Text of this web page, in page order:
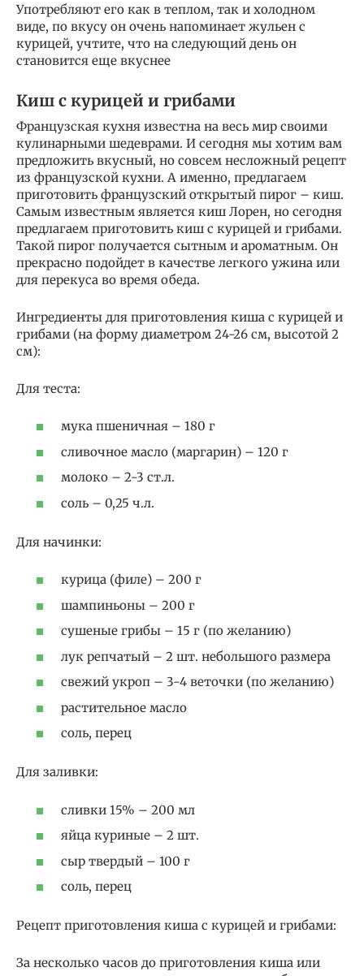
Употребляют его как в теплом, так и холодном
виде, по вкусу он очень напоминает жульен с
курицей, учтите, что на следующий день он
становится еще вкуснее
Киш с курицей и грибами
Французская кухня известна на весь мир своими
кулинарными шедеврами. И сегодня мы хотим вам
предложить вкусный, но совсем несложный рецепт
из французской кухни. А именно, предлагаем
приготовить французский открытый пирог – киш.
Самым известным является киш Лорен, но сегодня
предлагаем приготовить киш с курицей и грибами.
Такой пирог получается сытным и ароматным. Он
прекрасно подойдет в качестве легкого ужина или
для перекуса во время обеда.
Ингредиенты для приготовления киша с курицей и
грибами (на форму диаметром 24-26 см, высотой 2
см):
Для теста:
мука пшеничная – 180 г
сливочное масло (маргарин) – 120 г
молоко – 2-3 ст.л.
соль – 0,25 ч.л.
Для начинки:
курица (филе) – 200 г
шампиньоны – 200 г
сушеные грибы – 15 г (по желанию)
лук репчатый – 2 шт. небольшого размера
свежий укроп – 3-4 веточки (по желанию)
растительное масло
соль, перец
Для заливки:
сливки 15% – 200 мл
яйца куриные – 2 шт.
сыр твердый – 100 г
соль, перец
Рецепт приготовления киша с курицей и грибами:
За несколько часов до приготовления киша или